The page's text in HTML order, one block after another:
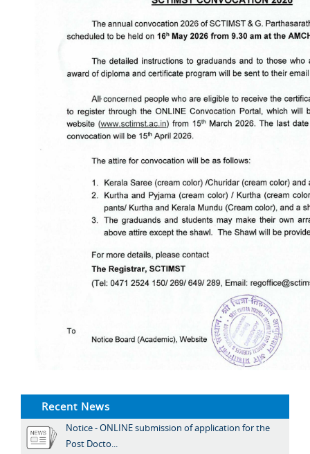
Recent News
Notice - ONLINE submission of application for the
Post Docto...